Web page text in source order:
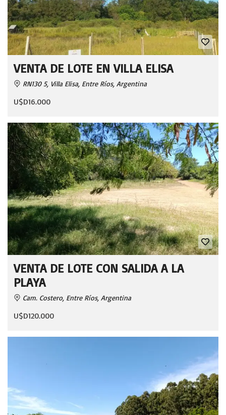
VENTA DE LOTE EN VILLA ELISA
RN130 5, Villa Elisa, Entre Ríos, Argentina
U$D16.000
VENTA DE LOTE CON SALIDA A LA
PLAYA
Cam. Costero, Entre Ríos, Argentina
U$D120.000